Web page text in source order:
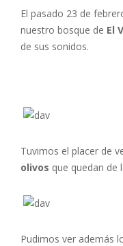
El pasado 23 de
nuestro bosque de El
de sus sonidos.
Tuvimos el placer de
olivos que quedan de
Pudimos ver además